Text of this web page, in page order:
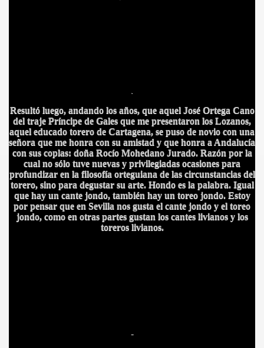
Resultó luego, andando los años, que aquel José Ortega Cano
del traje Príncipe de Gales que me presentaron los Lozanos,
aquel educado torero de Cartagena, se puso de novio con una
señora que me honra con su amistad y que honra a Andalucía
con sus coplas: doña Rocío Mohedano Jurado. Razón por la
cual no sólo tuve nuevas y privilegiadas ocasiones para
profundizar en la filosofía orteguiana de las circunstancias del
torero, sino para degustar su arte. Hondo es la palabra. Igual
que hay un cante jondo, también hay un toreo jondo. Estoy
por pensar que en Sevilla nos gusta el cante jondo y el toreo
jondo, como en otras partes gustan los cantes livianos y los
toreros livianos.
-